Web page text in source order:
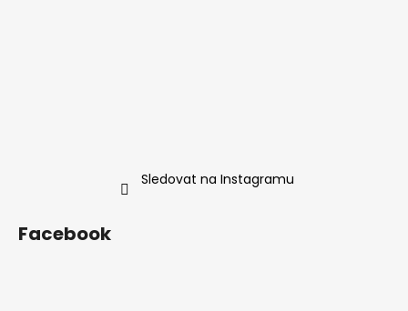
Sledovat na Instagramu
Facebook